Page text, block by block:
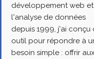
développement web et
l'analyse de données
depuis 1999, j'ai conçu
outil pour répondre à
besoin simple : offrir aux